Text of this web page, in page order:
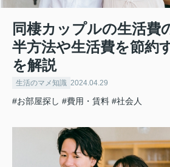
同棲カップルの生活費
半方法や生活費を節約
を解説
生活のマメ知識 2024.04.29
#お部屋探し #費用・賃料 #社会人